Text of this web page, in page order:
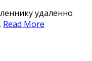
удаленно
Read More